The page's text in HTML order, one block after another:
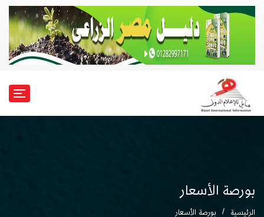
بورصة الأسعار
الرئيسية بورصة الأسعار